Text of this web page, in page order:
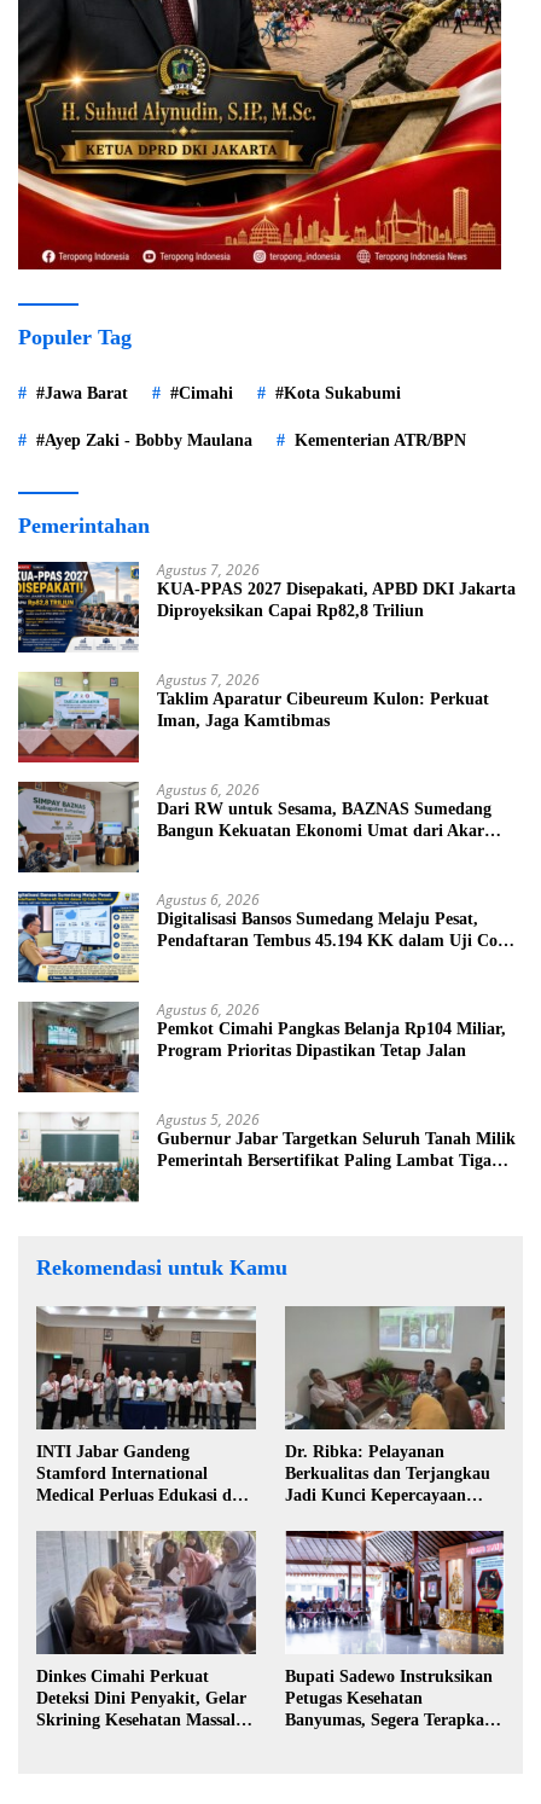
Populer Tag
#Jawa Barat #Cimahi #Kota Sukabumi
#Ayep Zaki - Bobby Maulana Kementerian ATR/BPN
Pemerintahan
Agustus 7, 2026
KUA-PPAS 2027 Disepakati, APBD DKI Jakarta
Diproyeksikan Capai Rp82,8 Triliun
Agustus 7, 2026
Taklim Aparatur Cibeureum Kulon: Perkuat
Iman, Jaga Kamtibmas
Agustus 6, 2026
Dari RW untuk Sesama, BAZNAS Sumedang
Bangun Kekuatan Ekonomi Umat dari Akar
Agustus 6, 2026
Digitalisasi Bansos Sumedang Melaju Pesat,
Pendaftaran Tembus 45.194 KK dalam Uji Coba
Agustus 6, 2026
Pemkot Cimahi Pangkas Belanja Rp104 Miliar,
Program Prioritas Dipastikan Tetap Jalan
Agustus 5, 2026
Gubernur Jabar Targetkan Seluruh Tanah Milik
Pemerintah Bersertifikat Paling Lambat Tiga
Rekomendasi untuk Kamu
INTI Jabar Gandeng
Stamford International
Medical Perluas Edukasi dan
Dr. Ribka: Pelayanan
Berkualitas dan Terjangkau
Jadi Kunci Kepercayaan
Dinkes Cimahi Perkuat
Deteksi Dini Penyakit, Gelar
Skrining Kesehatan Massal di
Bupati Sadewo Instruksikan
Petugas Kesehatan
Banyumas, Segera Terapkan